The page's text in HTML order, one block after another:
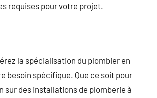
requises pour votre projet.
la spécialisation du plombier en
besoin spécifique. Que ce soit pour
sur des installations de plomberie à